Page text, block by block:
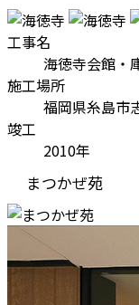
工事名
海徳寺会館・
施工場所
福岡県糸島市
竣工
2010年
まつかぜ苑